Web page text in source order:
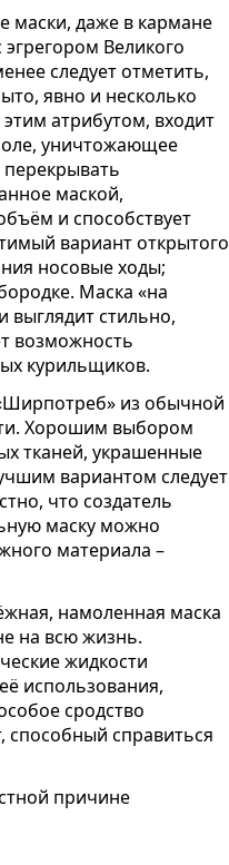
маски, даже в кармане
эгрегором Великого
следует отметить,
явно и несколько
атрибутом, входит
уничтожающее
маской,
и способствует
вариант открытого
носовые ходы;
Маска «на
выглядит стильно,
возможность
курильщиков.
из обычной
Хорошим выбором
тканей, украшенные
вариантом следует
что создатель
маску можно
материала –
намоленная маска
на всю жизнь.
жидкости
использования,
сродство
способный справиться
причине